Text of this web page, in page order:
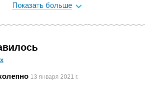
очень придирчива к чистоте и мне
и не пришлось просить убраться
массаж. Персонал очень приветливый и
не так много, но нам это даже
Показать больше
13 января 2021 г.